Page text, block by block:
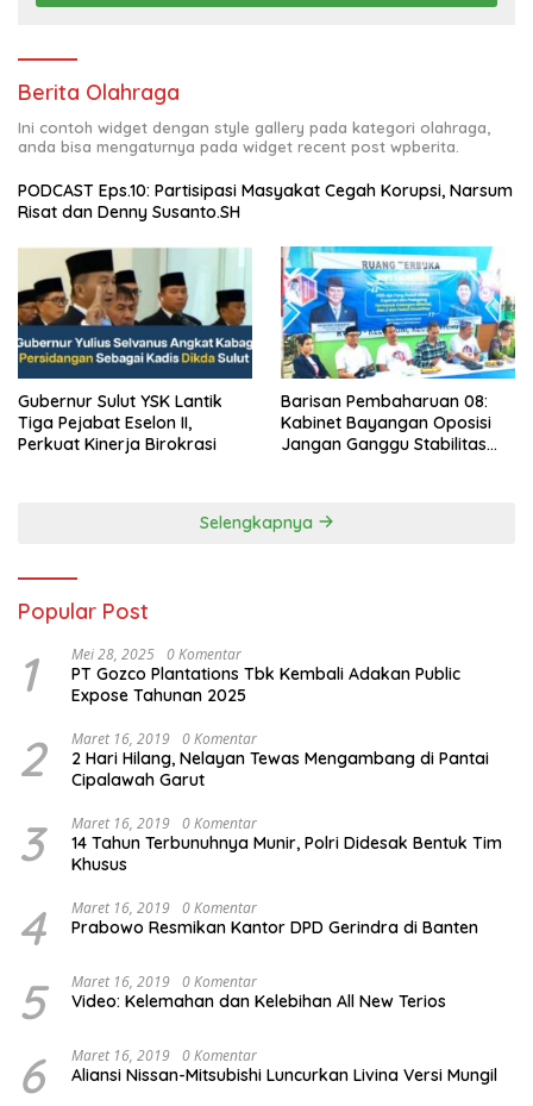
Berita Olahraga
Ini contoh widget dengan style gallery pada kategori olahraga,
anda bisa mengaturnya pada widget recent post wpberita.
PODCAST Eps.10: Partisipasi Masyakat Cegah Korupsi, Narsum
Risat dan Denny Susanto.SH
Gubernur Sulut YSK Lantik
Tiga Pejabat Eselon II,
Perkuat Kinerja Birokrasi
Barisan Pembaharuan 08:
Kabinet Bayangan Oposisi
Jangan Ganggu Stabilitas
Selengkapnya
Popular Post
1 Mei 28, 2025 0 Komentar
PT Gozco Plantations Tbk Kembali Adakan Public
Expose Tahunan 2025
2 Maret 16, 2019 0 Komentar
2 Hari Hilang, Nelayan Tewas Mengambang di Pantai
Cipalawah Garut
3 Maret 16, 2019 0 Komentar
14 Tahun Terbunuhnya Munir, Polri Didesak Bentuk Tim
Khusus
4 Maret 16, 2019 0 Komentar
Prabowo Resmikan Kantor DPD Gerindra di Banten
5 Maret 16, 2019 0 Komentar
Video: Kelemahan dan Kelebihan All New Terios
6 Maret 16, 2019 0 Komentar
Aliansi Nissan-Mitsubishi Luncurkan Livina Versi Mungil